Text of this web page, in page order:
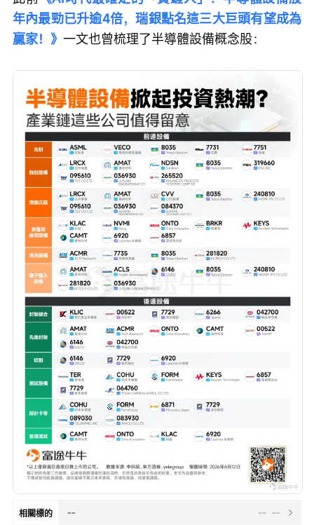
年內最勁已升逾4倍，瑞銀點名這三大巨頭有望成為
贏家！》 一文也曾梳理了半導體設備概念股：
相關標的 -- -- --